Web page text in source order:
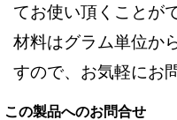
てお使い頂くことが
材料はグラム単位か
すので、お気軽にお
この製品へのお問合せ